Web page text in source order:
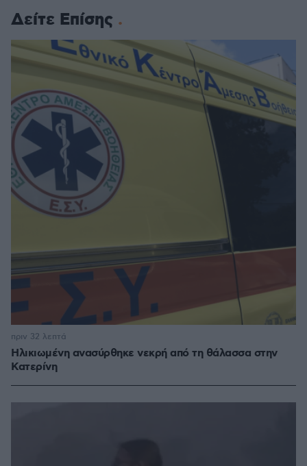
Δείτε Επίσης
Ηλικιωμένη ανασύρθηκε νεκρή από τη θάλασσα στην
Κατερίνη
πριν 32 λεπτά